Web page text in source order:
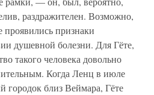
раздражителен. Возможно,
проявились признаки
душевной болезни. Для Гёте,
такого человека довольно
Когда Ленц в июле
городок близ Веймара, Гёте